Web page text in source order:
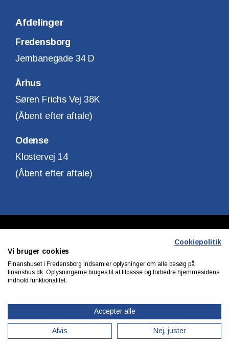
Afdelinger
Fredensborg
Jernbanegade 34 D
Århus
Søren Frichs Vej 38K
(Åbent efter aftale)
Odense
Klostervej 14
(Åbent efter aftale)
CVR. Nr. 10140315
Cookiepolitik
Vi bruger cookies
Finanshuset i Fredensborg indsamler oplysninger om alle besøg på
finanshus.dk. Oplysningerne bruges til at tilpasse og forbedre hjemmesidens
indhold funktionalitet.
Accepter alle
Afvis Nej, juster